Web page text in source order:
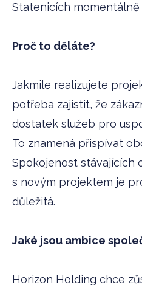
Statenicích momentálně
Proč to děláte?
Jakmile realizujete
potřeba zajistit, že
dostatek služeb pro
To znamená přispívat
Spokojenost stávajících
s novým projektem je
důležitá.
Jaké jsou ambice
Horizon Holding chce